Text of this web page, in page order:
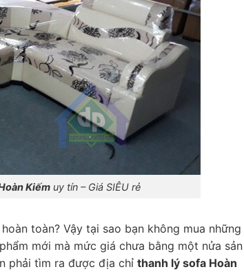
Kiếmuy tín – Giá SIÊU rẻ
toàn? Vậy tại sao bạn không mua
mới mà mức giá chưa bằng một nửa sản
phải tìm ra được địa chỉ thanh lý sofa Hoàn